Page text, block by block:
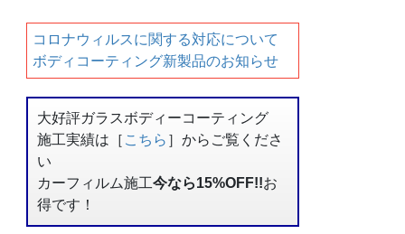
コロナウィルスに関する対応について
ボディコーティング新製品のお知らせ
大好評ガラスボディーコーティング
施工実績は［ こちら ］からご覧くださ
い
カーフィルム施工今なら15%OFF!!お
得です！